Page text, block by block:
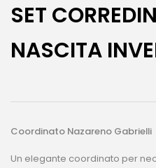
SET
NASCITA
Coordinato Nazareno Gabrielli
Un elegante coordinato per